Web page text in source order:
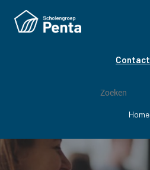
Contact
Home